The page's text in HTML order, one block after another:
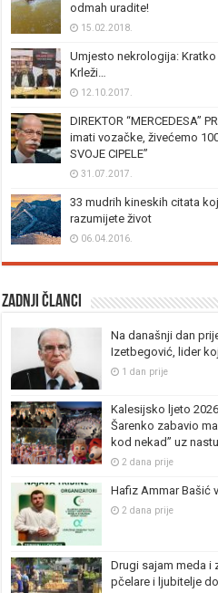
odmah uradite!
15.02.2018.
Umjesto nekrologija:
Krleži…
12.10.2017.
DIREKTOR “MERCEDESA”
imati vozačke, živećemo
SVOJE CIPELE”
31.07.2017.
33 mudrih kineskih citata
razumijete život
06.04.2016.
Zadnji članci
Na današnji dan
Izetbegović, lider
1 dan prije
Kalesijsko ljeto
Šarenko zabavio
kod nekad” uz
2 dana prije
Hafiz Ammar Bašić
2 dana prije
Drugi sajam meda i
pčelare i ljubitelje